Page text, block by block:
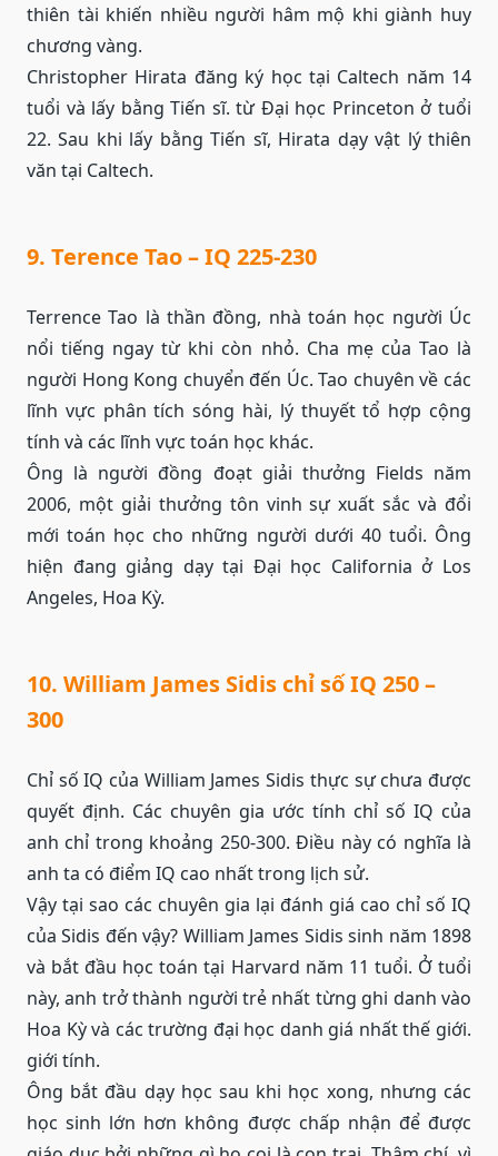
thiên tài khiến nhiều người hâm mộ khi giành huy
chương vàng.
Christopher Hirata đăng ký học tại Caltech năm 14
tuổi và lấy bằng Tiến sĩ. từ Đại học Princeton ở tuổi
22. Sau khi lấy bằng Tiến sĩ, Hirata dạy vật lý thiên
văn tại Caltech.
9. Terence Tao – IQ 225-230
Terrence Tao là thần đồng, nhà toán học người Úc
nổi tiếng ngay từ khi còn nhỏ. Cha mẹ của Tao là
người Hong Kong chuyển đến Úc. Tao chuyên về các
lĩnh vực phân tích sóng hài, lý thuyết tổ hợp cộng
tính và các lĩnh vực toán học khác.
Ông là người đồng đoạt giải thưởng Fields năm
2006, một giải thưởng tôn vinh sự xuất sắc và đổi
mới toán học cho những người dưới 40 tuổi. Ông
hiện đang giảng dạy tại Đại học California ở Los
Angeles, Hoa Kỳ.
10. William James Sidis chỉ số IQ 250 –
300
Chỉ số IQ của William James Sidis thực sự chưa được
quyết định. Các chuyên gia ước tính chỉ số IQ của
anh chỉ trong khoảng 250-300. Điều này có nghĩa là
anh ta có điểm IQ cao nhất trong lịch sử.
Vậy tại sao các chuyên gia lại đánh giá cao chỉ số IQ
của Sidis đến vậy? William James Sidis sinh năm 1898
và bắt đầu học toán tại Harvard năm 11 tuổi. Ở tuổi
này, anh trở thành người trẻ nhất từng ghi danh vào
Hoa Kỳ và các trường đại học danh giá nhất thế giới.
giới tính.
Ông bắt đầu dạy học sau khi học xong, nhưng các
học sinh lớn hơn không được chấp nhận để được